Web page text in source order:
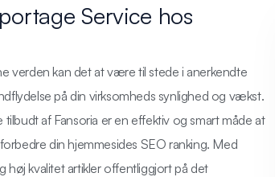
Service hos
verden kan det at være til stede i anerkendte
på din virksomheds synlighed og vækst.
af Fansoria er en effektiv og smart måde at
din hjemmesides SEO ranking. Med
høj kvalitet artikler offentliggjort på det